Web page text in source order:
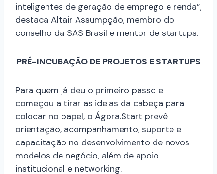
inteligentes de geração de emprego e renda”,
destaca Altair Assumpção, membro do
conselho da SAS Brasil e mentor de startups.
PRÉ-INCUBAÇÃO DE PROJETOS E STARTUPS
Para quem já deu o primeiro passo e
começou a tirar as ideias da cabeça para
colocar no papel, o Ágora.Start prevê
orientação, acompanhamento, suporte e
capacitação no desenvolvimento de novos
modelos de negócio, além de apoio
institucional e networking.